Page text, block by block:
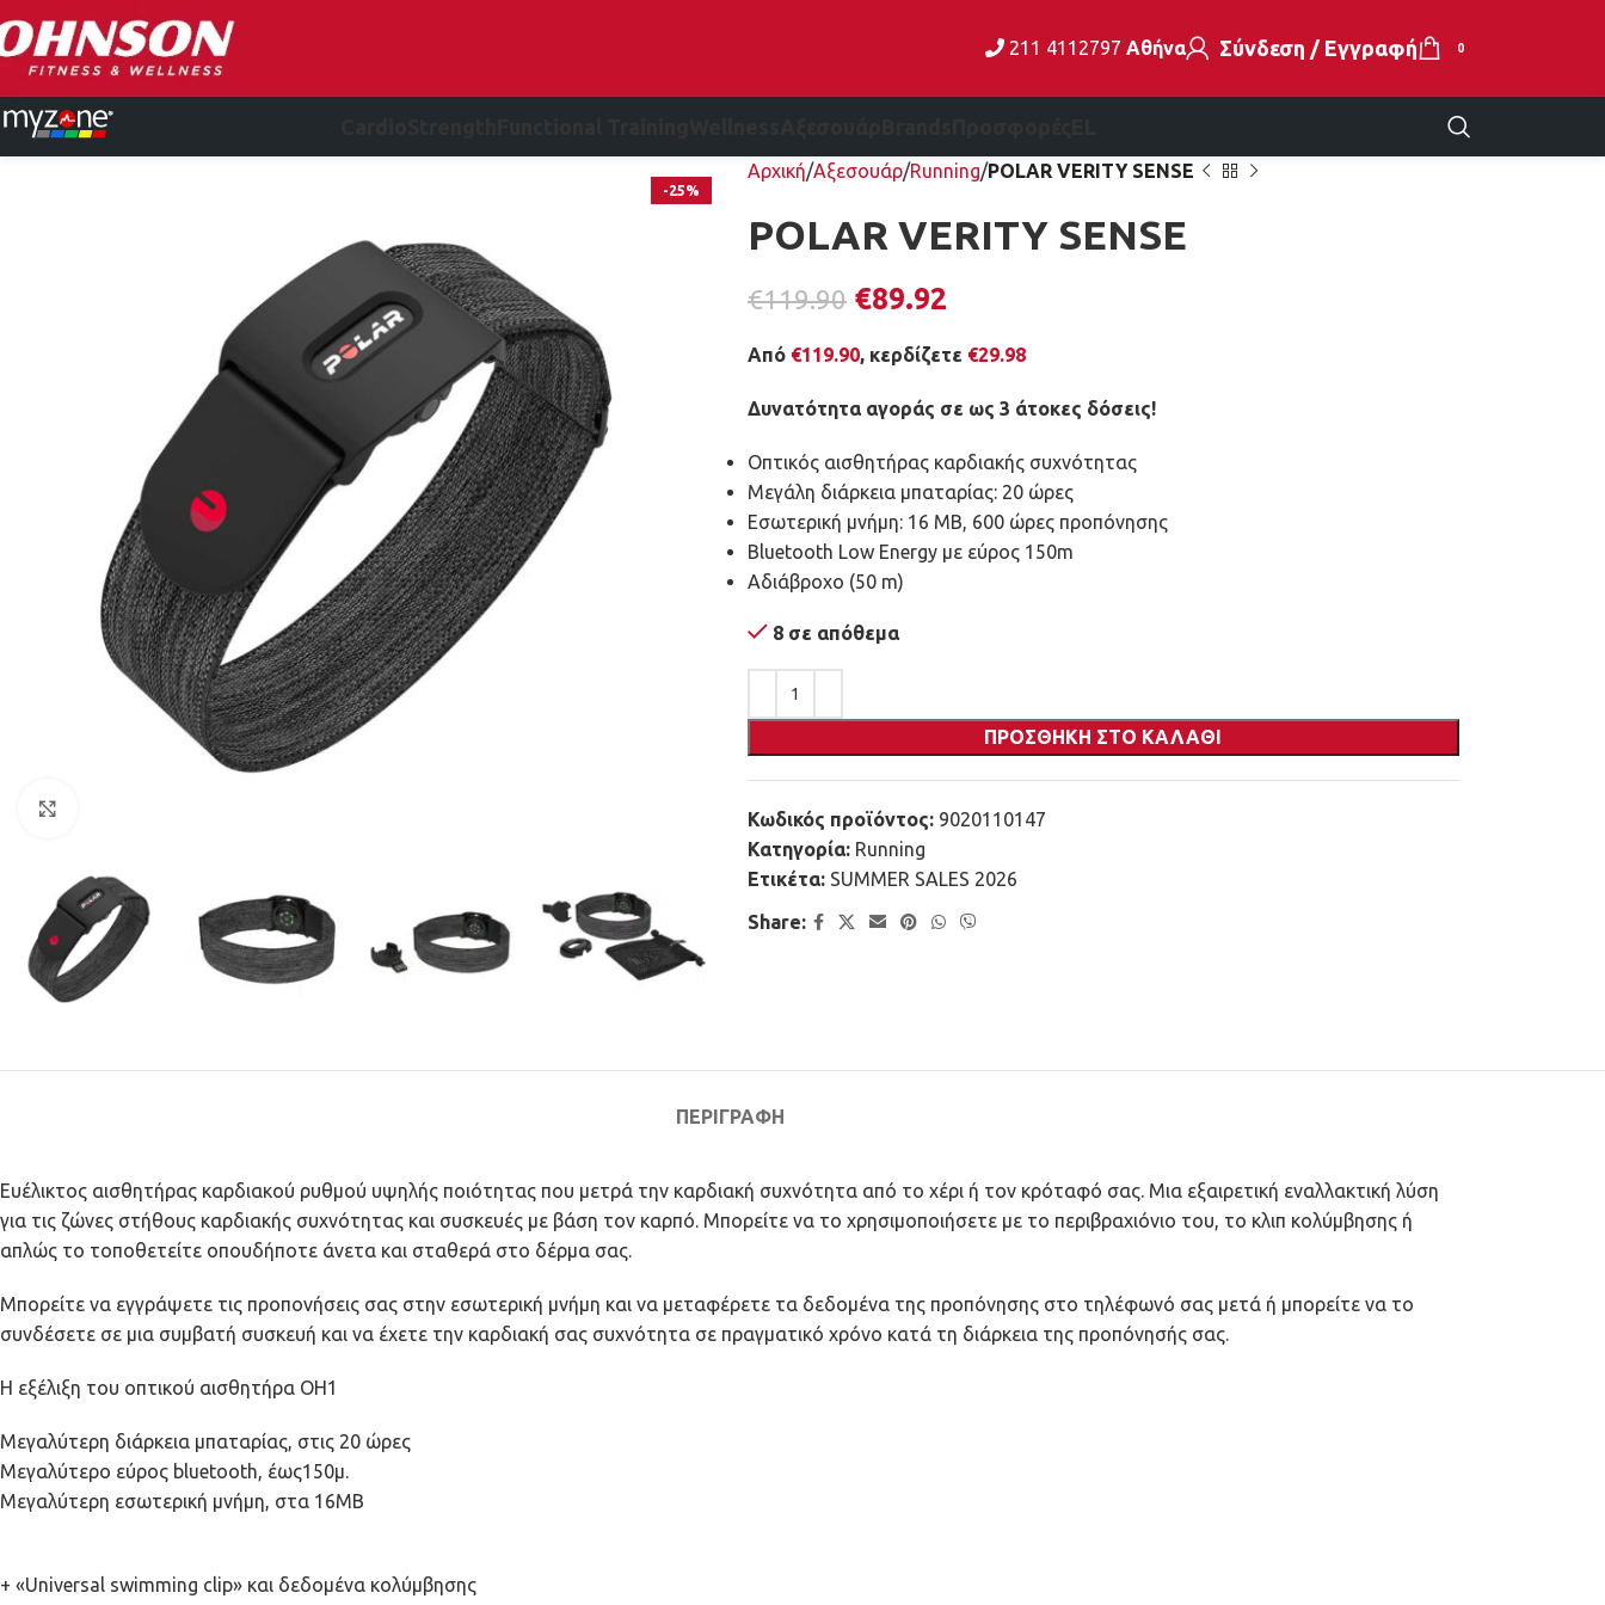
211 4112797 Αθήνα Σύνδεση / Εγγραφή 0
-25%
Αρχική Αξεσουάρ Running POLAR VERITY SENSE
POLAR VERITY SENSE
€119.90 €89.92
Από €119.90, κερδίζετε €29.98
Δυνατότητα αγοράς σε ως 3 άτοκες δόσεις!
Οπτικός αισθητήρας καρδιακής συχνότητας
Μεγάλη διάρκεια μπαταρίας: 20 ώρες
Εσωτερική μνήμη: 16 MB, 600 ώρες προπόνησης
Bluetooth Low Energy με εύρος 150m
Αδιάβροχο (50 m)
8 σε απόθεμα
ΠΡΟΣΘΉΚΗ ΣΤΟ ΚΑΛΆΘΙ
Κωδικός προϊόντος: 9020110147
Κατηγορία: Running
Ετικέτα: SUMMER SALES 2026
Share:
ΠΕΡΙΓΡΑΦΉ
Ευέλικτος αισθητήρας καρδιακού ρυθμού υψηλής ποιότητας που μετρά την καρδιακή συχνότητα από το χέρι ή τον κρόταφό σας. Μια εξαιρετική εναλλακτική λύση
για τις ζώνες στήθους καρδιακής συχνότητας και συσκευές με βάση τον καρπό. Μπορείτε να το χρησιμοποιήσετε με το περιβραχιόνιο του, το κλιπ κολύμβησης ή
απλώς το τοποθετείτε οπουδήποτε άνετα και σταθερά στο δέρμα σας.
Μπορείτε να εγγράψετε τις προπονήσεις σας στην εσωτερική μνήμη και να μεταφέρετε τα δεδομένα της προπόνησης στο τηλέφωνό σας μετά ή μπορείτε να το
συνδέσετε σε μια συμβατή συσκευή και να έχετε την καρδιακή σας συχνότητα σε πραγματικό χρόνο κατά τη διάρκεια της προπόνησής σας.
Η εξέλιξη του οπτικού αισθητήρα OH1
Μεγαλύτερη διάρκεια μπαταρίας, στις 20 ώρες
Μεγαλύτερο εύρος bluetooth, έως150μ.
Μεγαλύτερη εσωτερική μνήμη, στα 16MB
+ «Universal swimming clip» και δεδομένα κολύμβησης